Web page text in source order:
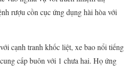
rượu cồn cục ứng dụng hài hòa với
cạnh tranh khốc liệt, xe bao nổi tiếng
cấp buôn với 1 chưa hai. Họ ứng